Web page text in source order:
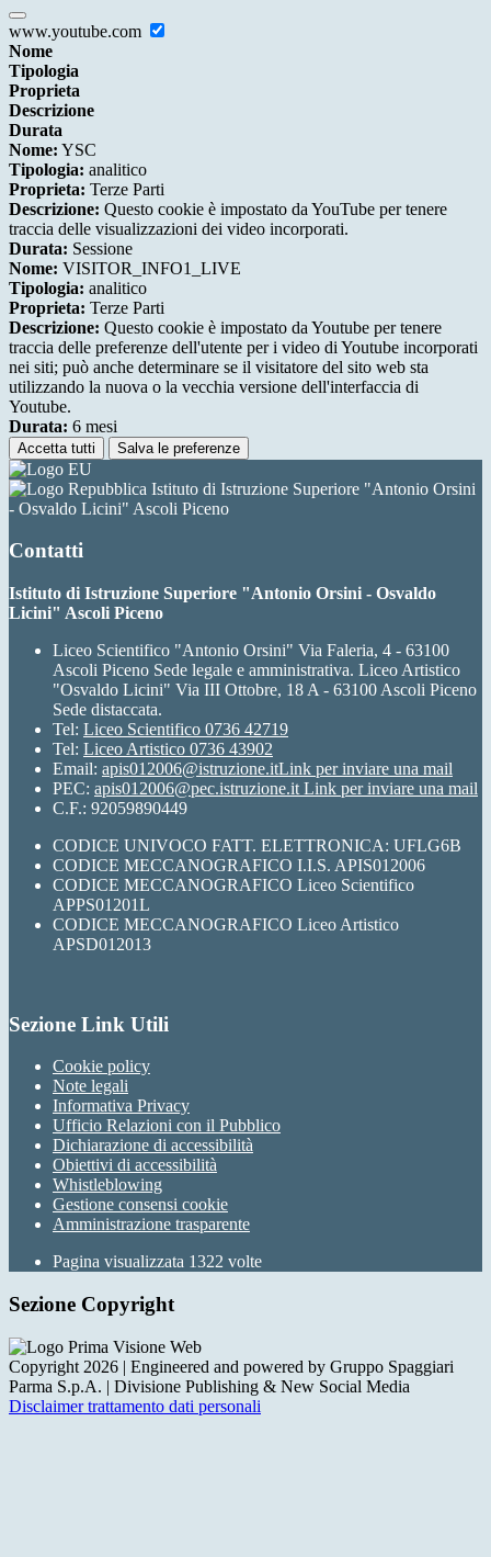
www.youtube.com
Nome
Tipologia
Proprieta
Descrizione
Durata
Nome: YSC
Tipologia: analitico
Proprieta: Terze Parti
Descrizione: Questo cookie è impostato da YouTube per tenere
traccia delle visualizzazioni dei video incorporati.
Durata: Sessione
Nome: VISITOR_INFO1_LIVE
Tipologia: analitico
Proprieta: Terze Parti
Descrizione: Questo cookie è impostato da Youtube per tenere
traccia delle preferenze dell'utente per i video di Youtube incorporati
nei siti; può anche determinare se il visitatore del sito web sta
utilizzando la nuova o la vecchia versione dell'interfaccia di
Youtube.
Durata: 6 mesi
Accetta tutti Salva le preferenze
Istituto di Istruzione Superiore "Antonio Orsini
- Osvaldo Licini" Ascoli Piceno
Contatti
Istituto di Istruzione Superiore "Antonio Orsini - Osvaldo
Licini" Ascoli Piceno
Liceo Scientifico "Antonio Orsini" Via Faleria, 4 - 63100
Ascoli Piceno Sede legale e amministrativa. Liceo Artistico
"Osvaldo Licini" Via III Ottobre, 18 A - 63100 Ascoli Piceno
Sede distaccata.
Tel: Liceo Scientifico 0736 42719
Tel: Liceo Artistico 0736 43902
Email: apis012006@istruzione.itLink per inviare una mail
PEC: apis012006@pec.istruzione.it Link per inviare una mail
C.F.: 92059890449
CODICE UNIVOCO FATT. ELETTRONICA: UFLG6B
CODICE MECCANOGRAFICO I.I.S. APIS012006
CODICE MECCANOGRAFICO Liceo Scientifico
APPS01201L
CODICE MECCANOGRAFICO Liceo Artistico
APSD012013
Sezione Link Utili
Cookie policy
Note legali
Informativa Privacy
Ufficio Relazioni con il Pubblico
Dichiarazione di accessibilità
Obiettivi di accessibilità
Whistleblowing
Gestione consensi cookie
Amministrazione trasparente
Pagina visualizzata 1322 volte
Sezione Copyright
Copyright 2026 | Engineered and powered by Gruppo Spaggiari
Parma S.p.A. | Divisione Publishing & New Social Media
Disclaimer trattamento dati personali